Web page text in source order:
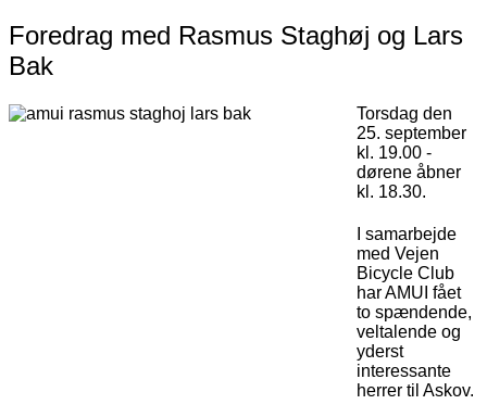
Foredrag med Rasmus Staghøj og Lars
Bak
Torsdag den
25. september
kl. 19.00 -
dørene åbner
kl. 18.30.
I samarbejde
med Vejen
Bicycle Club
har AMUI fået
to spændende,
veltalende og
yderst
interessante
herrer til Askov.